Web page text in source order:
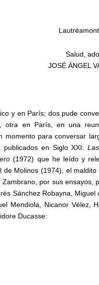
Salud,
JOSÉ ÁNGEL
y en París; dos pude
otra en París, en una
para conversar
publicados en Siglo XXI:
(1972) que he leído y
Molinos (1974),
el maldito
por sus ensayos,
Sánchez Robayna, Miguel
Mendiola, Nicanor Vélez,
Ducasse: